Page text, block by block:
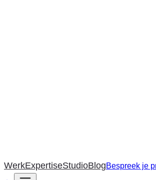
WerkExpertiseStudioBlogBespreek je